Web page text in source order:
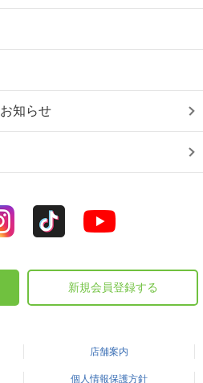
知らせ
新規会員登録する
店舗案内
個人情報保護方針